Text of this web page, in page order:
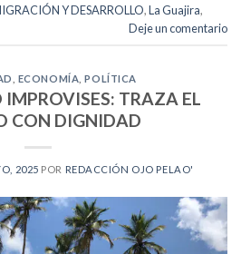
Y DESARROLLO,La Guajira,
Deje un comentario
ECONOMÍA ,POLÍTICA
TRAZA EL
CON DIGNIDAD
2025 POR REDACCIÓN OJO PELAO'